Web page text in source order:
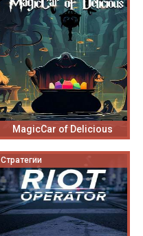
MagicCar of Delicious
Стратегии